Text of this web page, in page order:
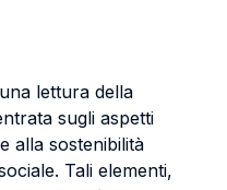
lettura della
sugli aspetti
alla sostenibilità
Tali elementi,